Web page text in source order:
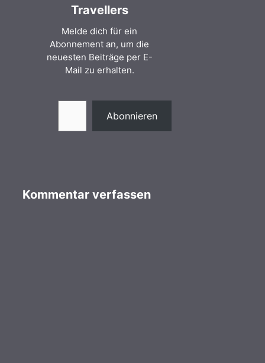
Travellers
Melde dich für ein
Abonnement an, um die
neuesten Beiträge per E-
Mail zu erhalten.
Gib deine E-Mail-Adresse ein ...
Abonnieren
Kommentar verfassen